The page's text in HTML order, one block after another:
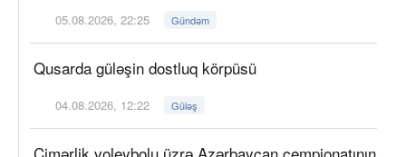
05.08.2026, 22:25 Gündəm
Qusarda güləşin dostluq körpüsü
04.08.2026, 12:22 Güləş